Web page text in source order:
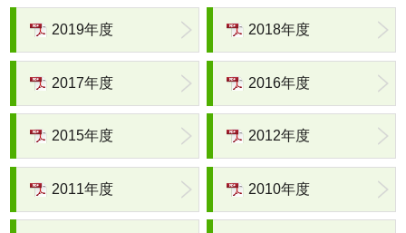
2019年度 2018年度
2017年度 2016年度
2015年度 2012年度
2011年度 2010年度